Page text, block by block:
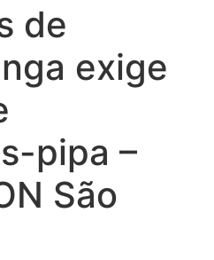
de
exige
pipa –
São